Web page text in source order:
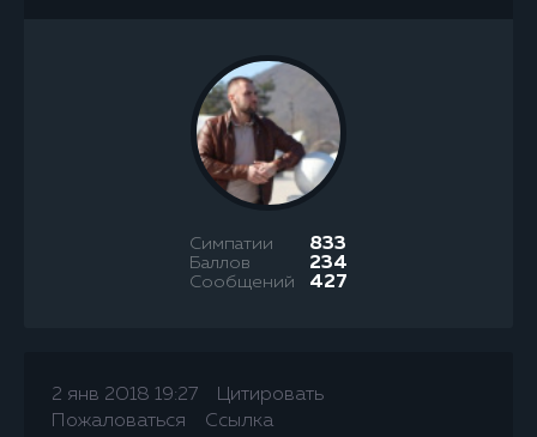
Симпатии 833
Баллов 234
Сообщений 427
2 янв 2018 19:27
Цитировать
Пожаловаться
Ссылка